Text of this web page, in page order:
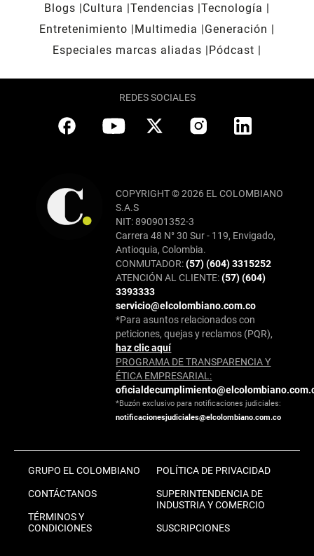
Blogs
Cultura Tendencias Tecnología
Entretenimiento
Multimedia
Generación
Especiales marcas aliadas
Pódcast
REDES SOCIALES
COPYRIGHT © 2026 EL COLOMBIANO
S.A.S
NIT: 890901352-3
Carrera 48 N° 30 Sur - 119, Envigado,
Antioquia, Colombia.
CONMUTADOR:(57) (604) 3315252
ATENCIÓN AL CLIENTE:(57) (604)
3393333
servicio@elcolombiano.com.co
*Para asuntos relacionados con
peticiones, quejas y reclamos (PQR),
haz clic aquí
PROGRAMA DE TRANSPARENCIA Y
ÉTICA EMPRESARIAL:
*Buzón exclusivo para notificaciones judiciales:
notificacionesjudiciales@elcolombiano.com.co
GRUPO EL COLOMBIANO
CONTÁCTANOS
TÉRMINOS Y
CONDICIONES
POLÍTICA DE PRIVACIDAD
SUPERINTENDENCIA DE
INDUSTRIA Y COMERCIO
SUSCRIPCIONES